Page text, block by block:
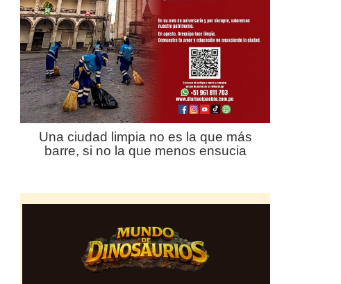
Una ciudad limpia no es la que más
barre, si no la que menos ensucia